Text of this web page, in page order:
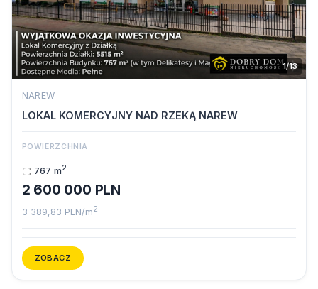
1/13
NAREW
LOKAL KOMERCYJNY NAD RZEKĄ NAREW
POWIERZCHNIA
767 m2
2 600 000 PLN
3 389,83 PLN/m2
ZOBACZ